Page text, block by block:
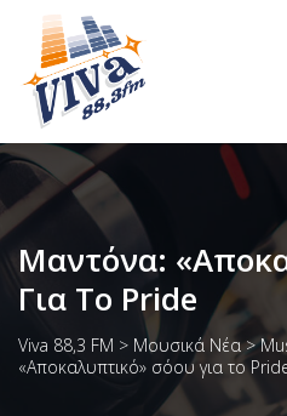
Μαντόνα:
Για Το Pride
Viva 88,3 FM > Μουσικά Νέα>
«Αποκαλυπτικό» σόου για το